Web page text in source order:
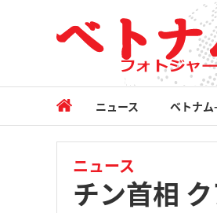
ニュース ベトナ
ニュース
チン首相